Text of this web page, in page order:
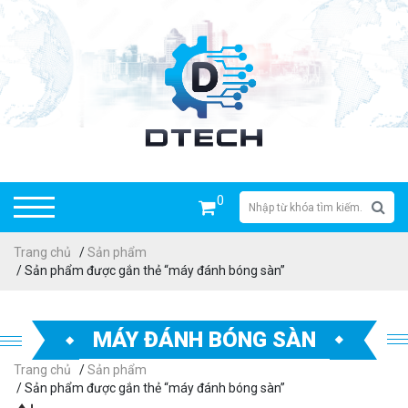
0
Trang chủ /Sản phẩm
/ Sản phẩm được gắn thẻ “máy đánh bóng sàn”
MÁY ĐÁNH BÓNG SÀN
Trang chủ /Sản phẩm
/ Sản phẩm được gắn thẻ “máy đánh bóng sàn”